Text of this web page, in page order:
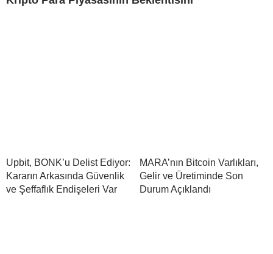
Upbit, BONK’u Delist Ediyor:
Kararın Arkasında Güvenlik
ve Şeffaflık Endişeleri Var
MARA’nın Bitcoin Varlıkları,
Gelir ve Üretiminde Son
Durum Açıklandı